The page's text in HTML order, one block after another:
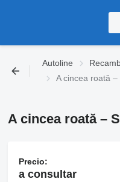
Autoline
A cincea roată
A cincea roată –
Precio:
a consultar